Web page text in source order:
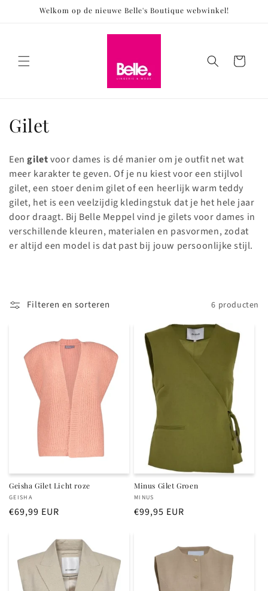
naar deWelkom op de nieuwe Belle's Boutique webwinkel!
Winkelwagen
C
l
l
e
c
e
Gilet
Eengiletvoor dames is dé manier om je outfit net wat
meer karakter te geven. Of je nu kiest voor een stijlvol
gilet, een stoer denim gilet of een heerlijk warm teddy
gilet, het is een veelzijdig kledingstuk dat je het hele jaar
door draagt. Bij Belle Meppel vind je gilets voor dames in
verschillende kleuren, materialen en pasvormen, zodat
er altijd een model is dat past bij jouw persoonlijke stijl.
Filteren en sorteren 6 producten
Geisha Gilet Licht roze
Verkoper:
GEISHA
Normale
€69,99 EUR
Minus Gilet Groen
Verkoper:
MINUS
Normale
€99,95 EUR